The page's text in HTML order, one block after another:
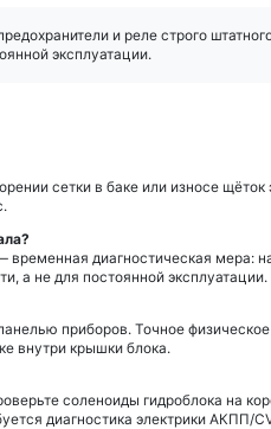
и реле строго
эксплуатации.
сетки в баке или износе
диагностическая мера:
а не для постоянной эксплуатации.
приборов. Точное физическое
внутри крышки блока.
соленоиды гидроблока на
диагностика электрики АКПП/